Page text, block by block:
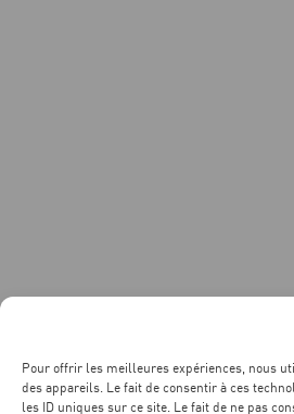
Pour offrir les meilleures expériences, nous
des appareils. Le fait de consentir à ces
les ID uniques sur ce site. Le fait de ne pas